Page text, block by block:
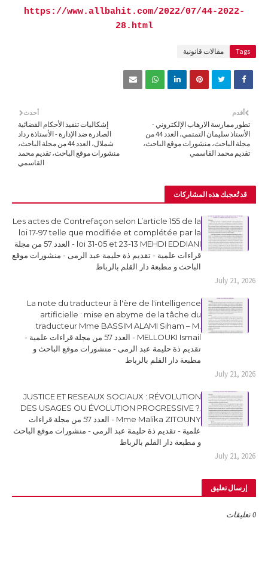
https://www.allbahit.com/2022/07/44-2022-
28.html
Tags مقالات قانونية
أحدث
إشكاليات تنفيذ الأحكام القضائية
الصادرة ضد الإدارة - الأستاذة رداد
شملال، العدد 44 من مجلة الباحث،
منشورات موقع الباحث، تقديم محمد
القاسمي
أقدم
تطور ممارسة الارهاب الإلكتروني -
الأستاذ سليمان التمتمي، العدد 44 من
مجلة الباحث، منشورات موقع الباحث،
تقديم محمد القاسمي
قد تُعجبك هذه المشاركات
Les actes de Contrefaçon selon L’article 155 de la
loi 17-97 telle que modifiée et complétée par la
loi 31-05 et 23-13 MEHDI EDDIANI - العدد 57 من مجلة
قراءات علمية - تقديم ذة حليمة عبد الرمى - منشورات موقع
الباحث و مطبعة دار القلم بالرباط
July 21, 2026
La note du traducteur à l'ère de l'intelligence
artificielle : mise en abyme de la tâche du
traducteur Mme BASSIM ALAMI Siham – M.
MELLOUKI Ismail - العدد 57 من مجلة قراءات علمية -
تقديم ذة حليمة عبد الرمى - منشورات موقع الباحث و
مطبعة دار القلم بالرباط
July 21, 2026
JUSTICE ET RESEAUX SOCIAUX : RÉVOLUTION
DES USAGES OU ÉVOLUTION PROGRESSIVE ?.
Mme Malika ZITOUNY - العدد 57 من مجلة قراءات
علمية - تقديم ذة حليمة عبد الرمى - منشورات موقع الباحث
و مطبعة دار القلم بالرباط
July 21, 2026
إرسال تعليق
0 تعليقات